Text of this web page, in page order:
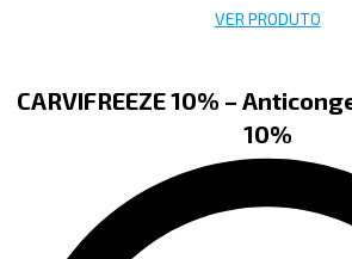
VER PRODUTO
CARVIFREEZE 10% –
10%